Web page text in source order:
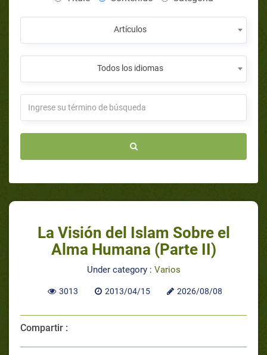
Artículos
Todos los idiomas
La Visión del Islam Sobre el
Alma Humana (Parte II)
Under category : Varios
3013 2013/04/15 2026/08/08
Compartir :